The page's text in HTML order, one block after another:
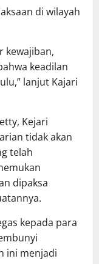
di wilayah
kewajiban,
keadilan
lanjut Kajari
Kejari
tidak akan
telah
dipaksa
kepada para
ini menjadi